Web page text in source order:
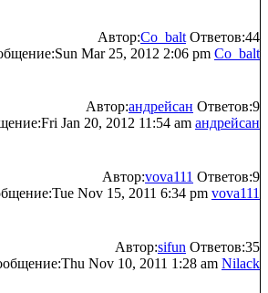
Автор:Co_balt Ответов:44
Mar 25, 2012 2:06 pm Co_balt
Автор:андрейсан Ответов:9
Jan 20, 2012 11:54 am андрейсан
Автор:vova111 Ответов:9
Nov 15, 2011 6:34 pm vova111
Автор:sifun Ответов:35
Nov 10, 2011 1:28 am Nilack